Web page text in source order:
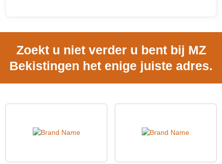
Zoekt u niet verder u bent bij MZ
Bekistingen het enige juiste adres.